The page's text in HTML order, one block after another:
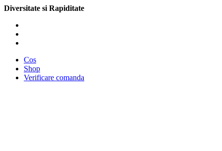
Diversitate si Rapiditate
Cos
Shop
Verificare comanda